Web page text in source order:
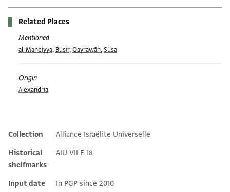
Related Places
Mentioned
al-Mahdiyya, Būṣīr,Qayrawān,Sūsa
Origin
Alexandria
Additional metadata
Collection
Alliance Israélite Universelle
Historical
shelfmarks
AIU VII E 18
Input date In PGP since 2010